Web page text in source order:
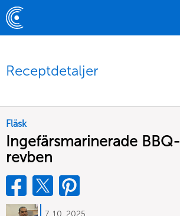
Receptdetaljer
Fläsk
Ingefärsmarinerade BBQ-
revben
7. 10. 2025